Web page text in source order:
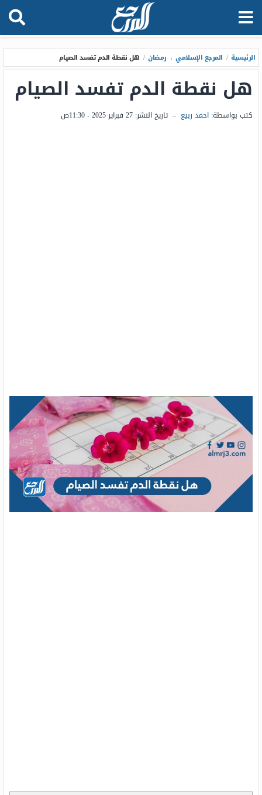
الرئيسية / المرجع الإسلامي ، رمضان / هل نقطة الدم تفسد الصيام
هل نقطة الدم تفسد الصيام
كتب بواسطة: احمد ربيع – تاريخ النشر: 27 فبراير 2025 - 11:30ص